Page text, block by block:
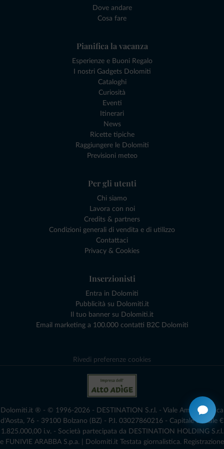
Dove andare
Cosa fare
Pianifica la vacanza
Esperienze e Buoni Regalo
I nostri Gadgets Dolomiti
Cataloghi
Curiosità
Eventi
Itinerari
News
Ricette tipiche
Raggiungere le Dolomiti
Previsioni meteo
Per gli utenti
Chi siamo
Lavora con noi
Credits & partners
Condizioni generali di vendita e di utilizzo
Contattaci
Privacy & Cookies
Inserzionisti
Entra in Dolomiti
Pubblicità su Dolomiti.it
Il tuo banner su Dolomiti.it
Email marketing a 100.000 contatti B2C Dolomiti
Rivedi preferenze cookies
Dolomiti.it ® - © 1996-2026 - DESTINATION S.r.l. - Viale Amedeo Duca
d'Aosta, 76 - 39100 Bolzano (BZ) - P.I. 03027860216 - Capitale Sociale €
1.825.000,00 i.v. - Società partecipata da DESTINATION HOLDING S.r.l.
e FUNIVIE ARABBA S.p.a. | Dolomiti.it Testata giornalistica. Registrazione